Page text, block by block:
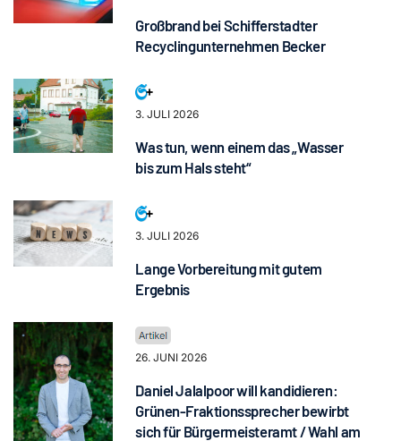
Großbrand bei Schifferstadter
Recyclingunternehmen Becker
3. JULI 2026
Was tun, wenn einem das „Wasser
bis zum Hals steht“
3. JULI 2026
Lange Vorbereitung mit gutem
Ergebnis
26. JUNI 2026
Daniel Jalalpoor will kandidieren:
Grünen-Fraktionssprecher bewirbt
sich für Bürgermeisteramt / Wahl am